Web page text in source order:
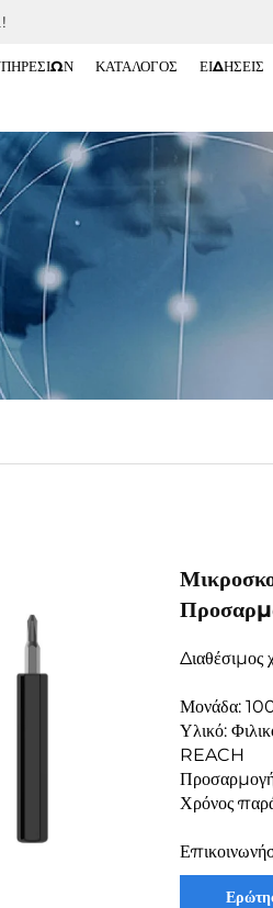
ΚΑΤΆΛΟΓΟΣ ΕΙΔΉΣΕΙΣ
Διαθέσιμος
Μονάδα:
Υλικό:
REACH
Χρόνος